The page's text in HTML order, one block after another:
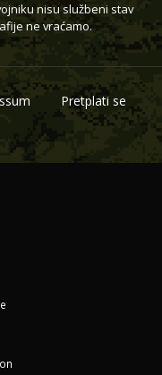
nisu službeni stav
ne vraćamo.
Pretplati se